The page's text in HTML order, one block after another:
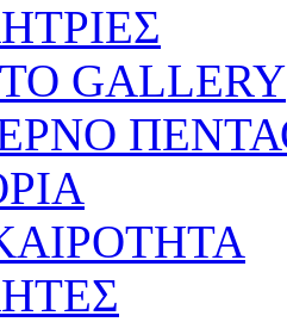
GALLERY